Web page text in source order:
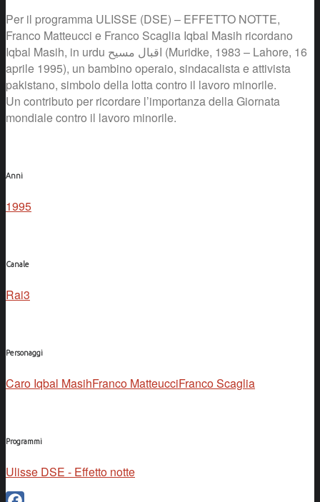
Per il programma ULISSE (DSE) – EFFETTO NOTTE,
Franco Matteucci e Franco Scaglia Iqbal Masih ricordano
Iqbal Masih, in urdu اقبال مسیح (Muridke, 1983 – Lahore, 16
aprile 1995), un bambino operaio, sindacalista e attivista
pakistano, simbolo della lotta contro il lavoro minorile.
Un contributo per ricordare l’importanza della Giornata
mondiale contro il lavoro minorile.
Anni
1995
Canale
Rai3
Personaggi
Caro Iqbal MasihFranco MatteucciFranco Scaglia
Programmi
Ulisse DSE - Effetto notte